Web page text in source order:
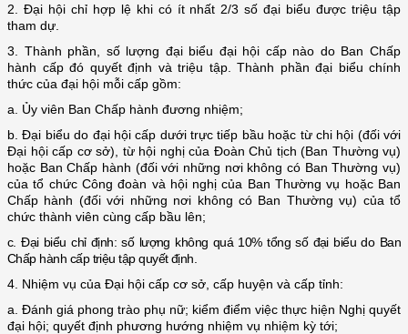
2. Đại hội chỉ hợp lệ khi có ít nhất 2/3 số đại biểu được triệu tập
tham dự.
3. Thành phần, số lượng đại biểu đại hội cấp nào do Ban Chấp
hành cấp đó quyết định và triệu tập. Thành phần đại biểu chính
thức của đại hội mỗi cấp gồm:
a. Ủy viên Ban Chấp hành đương nhiệm;
b. Đại biểu do đại hội cấp dưới trực tiếp bầu hoặc từ chi hội (đối với
Đại hội cấp cơ sở), từ hội nghị của Đoàn Chủ tịch (Ban Thường vụ)
hoặc Ban Chấp hành (đối với những nơi không có Ban Thường vụ)
của tổ chức Công đoàn và hội nghị của Ban Thường vụ hoặc Ban
Chấp hành (đối với những nơi không có Ban Thường vụ) của tổ
chức thành viên cùng cấp bầu lên;
c. Đại biểu chỉ định: số lượng không quá 10% tổng số đại biểu do Ban
Chấp hành cấp triệu tập quyết định.
4. Nhiệm vụ của Đại hội cấp cơ sở, cấp huyện và cấp tỉnh:
a. Đánh giá phong trào phụ nữ; kiểm điểm việc thực hiện Nghị quyết
đại hội; quyết định phương hướng nhiệm vụ nhiệm kỳ tới;